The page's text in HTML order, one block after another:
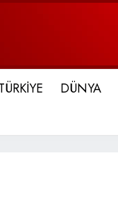
SAYFA DÜNYA